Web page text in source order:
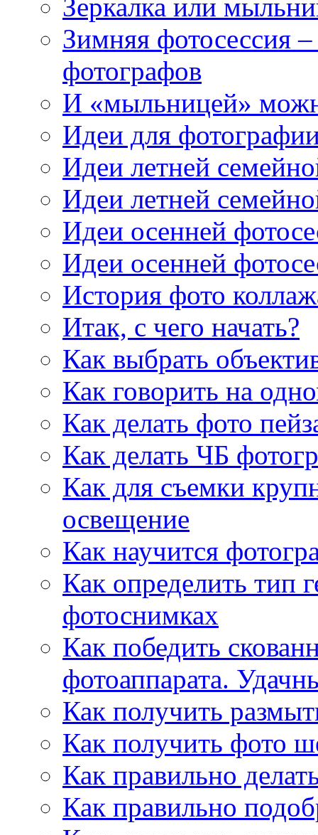
Зеркалка или
Зимняя фотосессия
фотографов
И «мыльницей»
Идеи для
Идеи летней
Идеи летней
Идеи осенней
Идеи осенней
История фото
Итак, с чего начать?
Как выбрать
Как говорить на
Как делать фото
Как делать ЧБ
Как для съемки
освещение
Как научится
Как определить тип
фотоснимках
Как победить
фотоаппарата.
Как получить
Как получить фото
Как правильно
Как правильно